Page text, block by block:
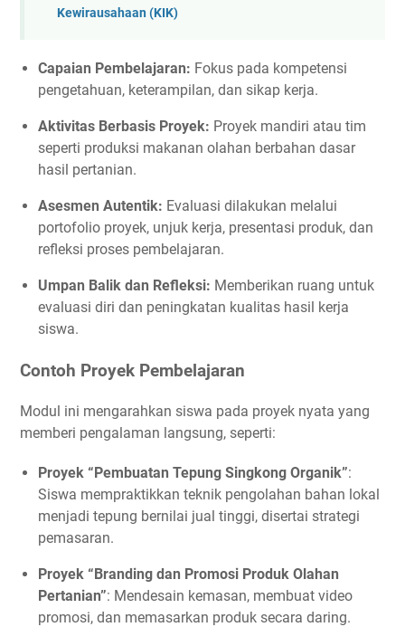
Kewirausahaan (KIK)
Capaian Pembelajaran: Fokus pada kompetensi
pengetahuan, keterampilan, dan sikap kerja.
Aktivitas Berbasis Proyek: Proyek mandiri atau tim
seperti produksi makanan olahan berbahan dasar
hasil pertanian.
Asesmen Autentik: Evaluasi dilakukan melalui
portofolio proyek, unjuk kerja, presentasi produk, dan
refleksi proses pembelajaran.
Umpan Balik dan Refleksi: Memberikan ruang untuk
evaluasi diri dan peningkatan kualitas hasil kerja
siswa.
Contoh Proyek Pembelajaran
Modul ini mengarahkan siswa pada proyek nyata yang
memberi pengalaman langsung, seperti:
Proyek “Pembuatan Tepung Singkong Organik”:
Siswa mempraktikkan teknik pengolahan bahan lokal
menjadi tepung bernilai jual tinggi, disertai strategi
pemasaran.
Proyek “Branding dan Promosi Produk Olahan
Pertanian”: Mendesain kemasan, membuat video
promosi, dan memasarkan produk secara daring.